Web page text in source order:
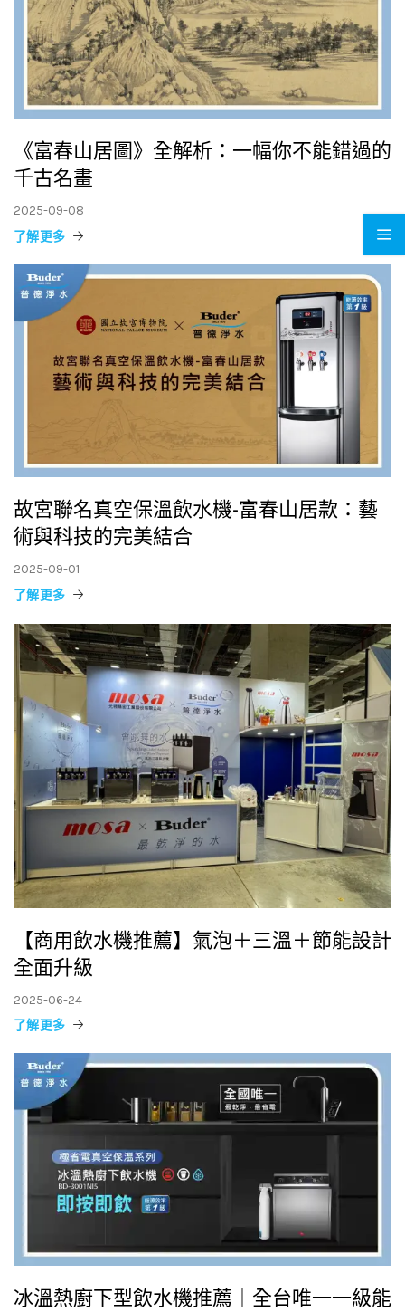
《富春山居圖》全解析：一幅你不能錯過的
千古名畫
2025-09-08
了解更多
故宮聯名真空保溫飲水機-富春山居款：藝
術與科技的完美結合
2025-09-01
了解更多
【商用飲水機推薦】氣泡＋三溫＋節能設計
全面升級
2025-06-24
了解更多
冰溫熱廚下型飲水機推薦｜全台唯一一級能